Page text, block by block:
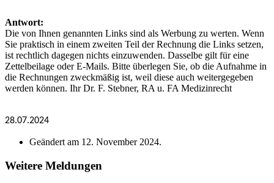
Antwort:
Die von Ihnen genannten Links sind als Werbung zu werten. Wenn
Sie praktisch in einem zweiten Teil der Rechnung die Links setzen,
ist rechtlich dagegen nichts einzuwenden. Dasselbe gilt für eine
Zettelbeilage oder E-Mails. Bitte überlegen Sie, ob die Aufnahme in
die Rechnungen zweckmäßig ist, weil diese auch weitergegeben
werden können. Ihr Dr. F. Stebner, RA u. FA Medizinrecht
28.07.2024
Geändert am 12. November 2024.
Weitere Meldungen